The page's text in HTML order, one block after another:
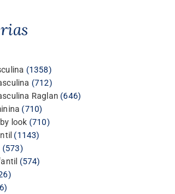
13581358
produtos
712712
produtos
Raglan 646646
710710
produtos
look 710710
11431143
573573
produtos
574574
26
26